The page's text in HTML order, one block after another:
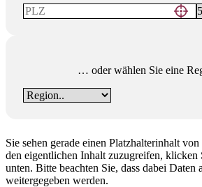
… oder wählen Sie eine
Sie sehen gerade einen Platzhalterinhalt von
den eigentlichen Inhalt zuzugreifen, klicken
unten. Bitte beachten Sie, dass dabei Daten
weitergegeben werden.